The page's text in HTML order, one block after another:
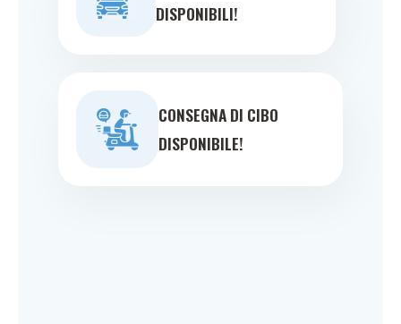
DISPONIBILI!
CONSEGNA DI CIBO
DISPONIBILE!